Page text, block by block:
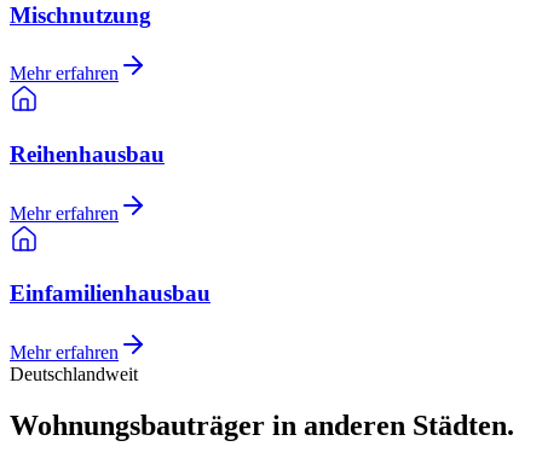
Mischnutzung
Mehr erfahren
Reihenhausbau
Mehr erfahren
Einfamilienhausbau
Mehr erfahren
Deutschlandweit
Wohnungsbauträger in anderen Städten.